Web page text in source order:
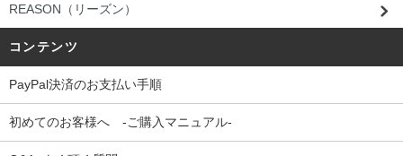
REASON（リーズン）
コンテンツ
PayPal決済のお支払い手順
初めてのお客様へ -ご購入マニュアル-